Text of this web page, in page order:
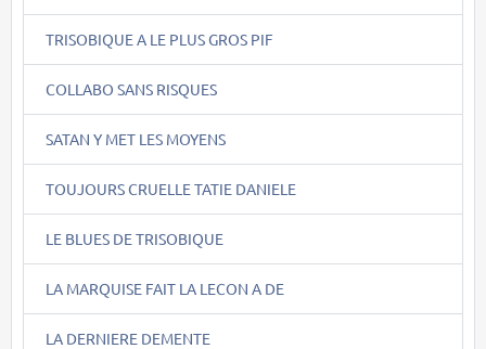
TRISOBIQUE A LE PLUS GROS PIF
COLLABO SANS RISQUES
SATAN Y MET LES MOYENS
TOUJOURS CRUELLE TATIE DANIELE
LE BLUES DE TRISOBIQUE
LA MARQUISE FAIT LA LECON A DE
LA DERNIERE DEMENTE